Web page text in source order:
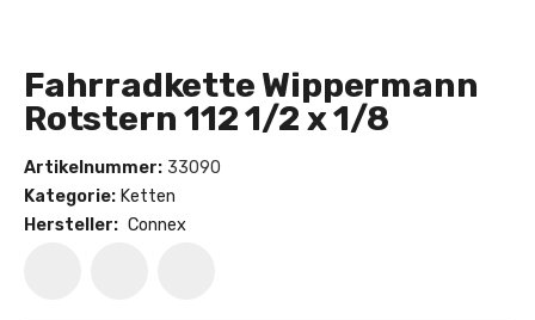
Fahrradkette Wippermann
Rotstern 112 1/2 x 1/8
Artikelnummer: 33090
Kategorie: Ketten
Hersteller: Connex